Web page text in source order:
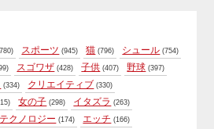
スポーツ (945) 猫 (796) シュール (754)
スゴワザ (428) 子供 (407) 野球 (397)
(334) クリエイティブ (330)
女の子 (298) イタズラ (263)
テクノロジー (174) エッチ (166)